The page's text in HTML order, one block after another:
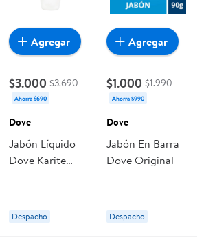
$3.000 $3.690
Ahorra $690
Dove
Jabón Líquido
Dove Karite
Despacho
Agregar
$1.000 $1.990
Ahorra $990
Dove
Jabón En Barra
Dove Original
Despacho
Agregar